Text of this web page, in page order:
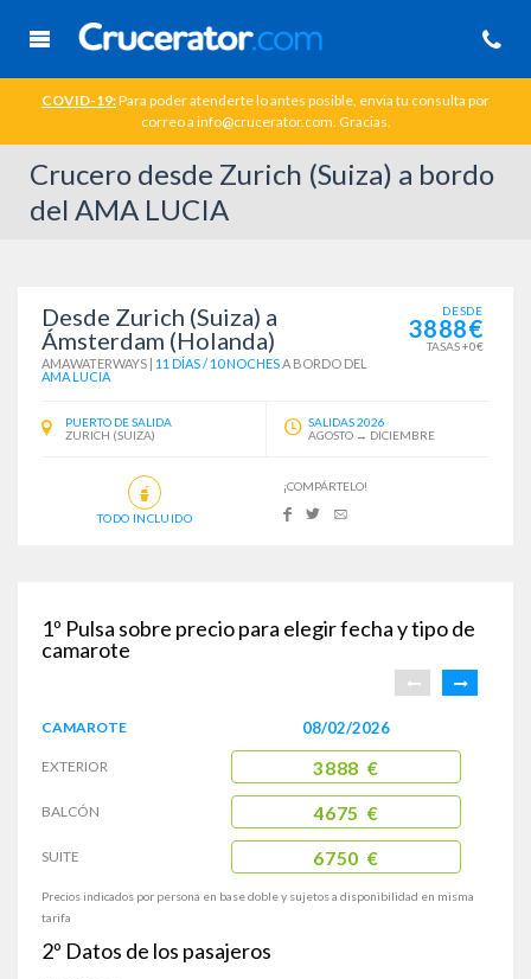
COVID-19:Para poder atenderte lo antes posible, envia tu consulta por
correo a info@crucerator.com. Gracias.
Crucero desde Zurich (Suiza) a bordo
del AMA LUCIA
Desde Zurich (Suiza) a
Ámsterdam (Holanda)
AMAWATERWAYS | 11 DÍAS / 10 NOCHESA BORDO DEL
AMA LUCIA
DESDE
3888€
TASAS +0€
PUERTO DE SALIDA
ZURICH (SUIZA)
SALIDAS 2026
AGOSTO → DICIEMBRE
TODO INCLUIDO
¡COMPÁRTELO!
1º Pulsa sobre precio para elegir fecha y tipo de
camarote
CAMAROTE
EXTERIOR
BALCÓN
SUITE
08/02/2026
3888 €
4675 €
6750 €
Precios indicados por persona en base doble y sujetos a disponibilidad en misma
tarifa
2º Datos de los pasajeros